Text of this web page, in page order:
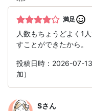
満足
人数もちょうどよく1
すことができたから。
投稿日時：2026-07-
加）
Sさん